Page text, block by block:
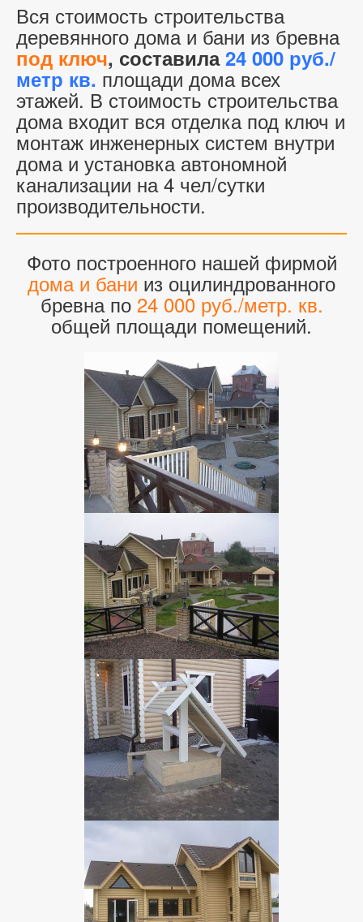
Вся стоимость строительства
деревянного дома и бани из бревна
под ключ, составила24 000 руб./
метр кв. площади дома всех
этажей. В стоимость строительства
дома входит вся отделка под ключ и
монтаж инженерных систем внутри
дома и установка автономной
канализации на 4 чел/сутки
производительности.
Фото построенного нашей фирмой
дома и бани из оцилиндрованного
бревна по 24 000 руб./метр. кв.
общей площади помещений.